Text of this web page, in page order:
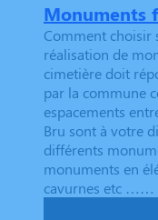
Monuments
Comment choisir
réalisation de
cimetière doit
par la commune
espacements
Bru sont à votre
différents
monuments en
cavurnes etc ……